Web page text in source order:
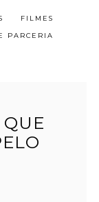
FILMES
PARCERIA
QUE